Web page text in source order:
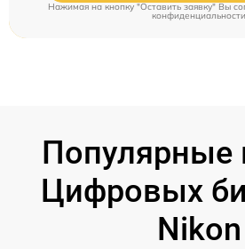
Нажимая на кнопку "Оставить заявку" Вы
конфиденциальности
Популярные
Цифровых
Nikon